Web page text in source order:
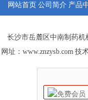
网站首页 公司简介 产品
长沙市岳麓区中南制药
网址： www.znzysb.com 技